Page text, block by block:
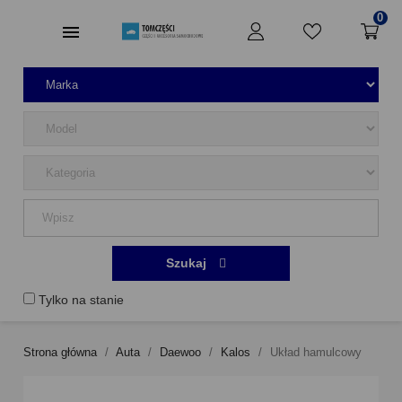
0
Tylko na stanie
Szukaj
Strona główna Auta Daewoo Kalos Układ hamulcowy